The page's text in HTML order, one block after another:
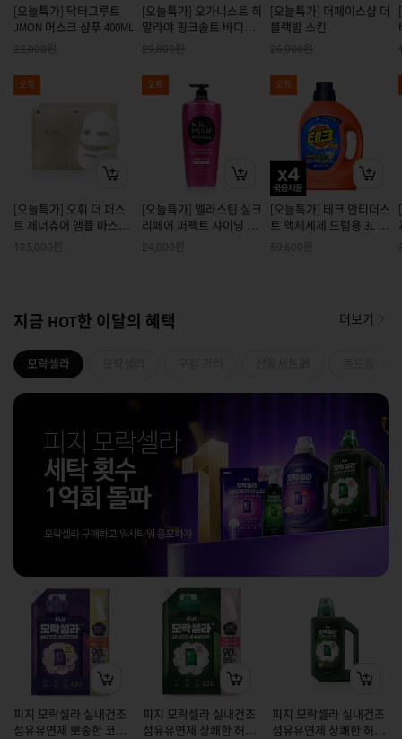
[오늘특가] 닥터그루트
JMON 머스크 샴푸 400ML
22,000원
[오늘특가] 오가니스트 히
말라야 핑크솔트 바디워
시 포레스트 민트향 900G
29,800원
[오늘특가] 더페이스샵 더
블랙밤 스킨
26,000원
오특
[오늘특가] 오휘 더 퍼스
트 제너츄어 앰플 마스크
기획세트
135,000원
오특
[오늘특가] 엘라스틴 실크
리페어 퍼펙트 샤이닝 샴
24,000원
오특
[오늘특가] 테크 안티더스
트 액체세제 드럼용 3L 4
개
59,600원
지금 HOT한 이달의 혜택 더보기
모락셀라
피지 모락셀라 실내건조
섬유유연제 뽀송한 코튼
피지 모락셀라 실내건조
섬유유연제 상쾌한 허브
피지 모락셀라 실내건조
섬유유연제 상쾌한 허브